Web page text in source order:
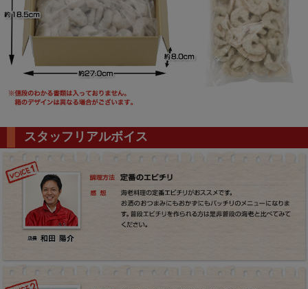
スタッフリアルボイス